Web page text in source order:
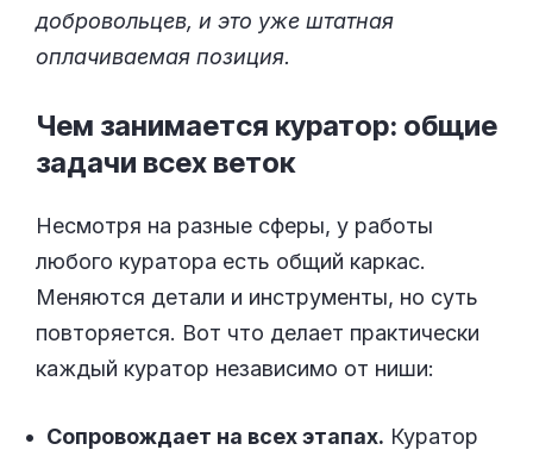
добровольцев, и это уже штатная
оплачиваемая позиция.
Чем занимается куратор: общие
задачи всех веток
Несмотря на разные сферы, у работы
любого куратора есть общий каркас.
Меняются детали и инструменты, но суть
повторяется. Вот что делает практически
каждый куратор независимо от ниши:
Сопровождает на всех этапах. Куратор